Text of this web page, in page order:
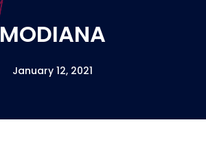
MODIANA
January 12, 2021